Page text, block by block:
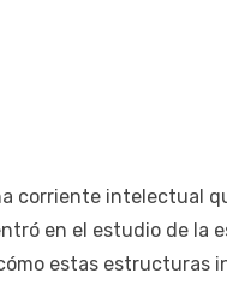
corriente intelectual
en el estudio de la
estas estructuras